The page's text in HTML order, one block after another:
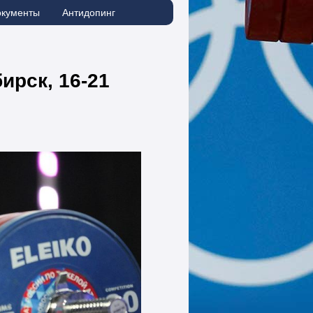
Антидопинг
16-21